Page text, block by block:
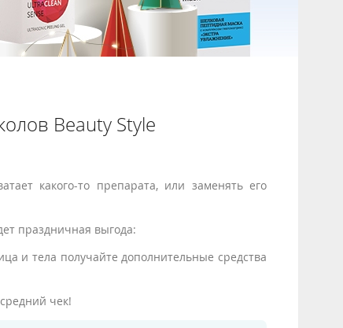
Beauty Style
какого-то препарата, или заменять его
праздничная выгода:
и тела получайте дополнительные средства
чек!